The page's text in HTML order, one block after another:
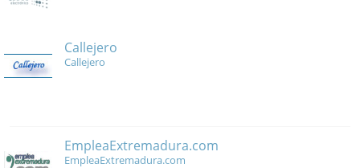
Callejero
Callejero
EmpleaExtremadura.com
EmpleaExtremadura.com